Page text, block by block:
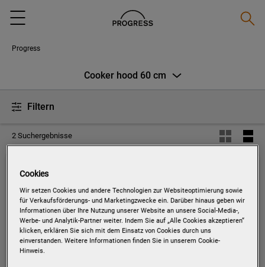
Menu
Progress
Cooker hood 60 cm
Filtern
2 Suchergebnisse
FLACHSCHIRMHAUBE / 60CM
Cookies
Wir setzen Cookies und andere Technologien zur Websiteoptimierung sowie
für Verkaufsförderungs- und Marketingzwecke ein. Darüber hinaus geben wir
Informationen über Ihre Nutzung unserer Website an unsere Social-Media-,
Werbe- und Analytik-Partner weiter. Indem Sie auf „Alle Cookies akzeptieren“
klicken, erklären Sie sich mit dem Einsatz von Cookies durch uns
einverstanden. Weitere Informationen finden Sie in unserem Cookie-
Hinweis.